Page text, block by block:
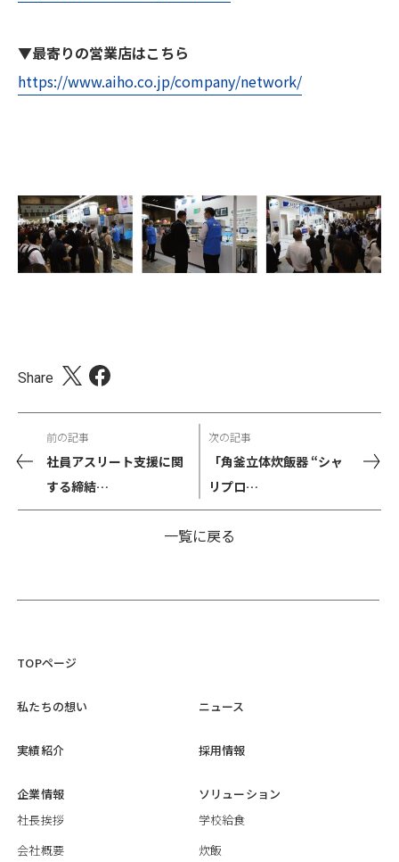
▼最寄りの営業店はこちら
https://www.aiho.co.jp/company/network/
Share
前の記事
社員アスリート支援に関
する締結…
次の記事
「角釜立体炊飯器 “シャ
リプロ…
一覧に戻る
TOPページ
私たちの想い ニュース
実績紹介 採用情報
企業情報
社長挨拶
会社概要
ソリューション
学校給食
炊飯